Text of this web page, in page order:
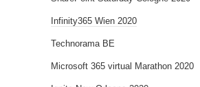
Infinity365 Wien 2020
Technorama BE
Microsoft 365 virtual Marathon 2020